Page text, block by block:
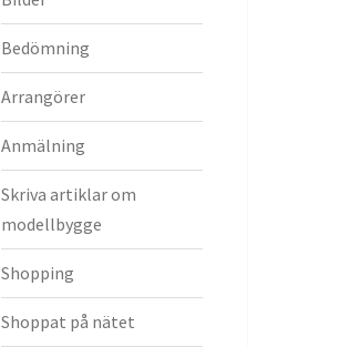
Bedömning
Arrangörer
Anmälning
Skriva artiklar om
modellbygge
Shopping
Shoppat på nätet